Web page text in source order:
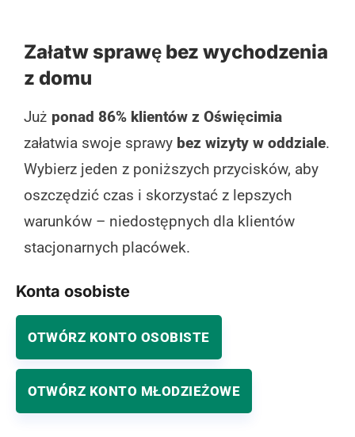
Załatw sprawę bez wychodzenia
z domu
Już ponad 86% klientów z Oświęcimia
załatwia swoje sprawy bez wizyty w oddziale.
Wybierz jeden z poniższych przycisków, aby
oszczędzić czas i skorzystać z lepszych
warunków – niedostępnych dla klientów
stacjonarnych placówek.
Konta osobiste
OTWÓRZ KONTO OSOBISTE
OTWÓRZ KONTO MŁODZIEŻOWE